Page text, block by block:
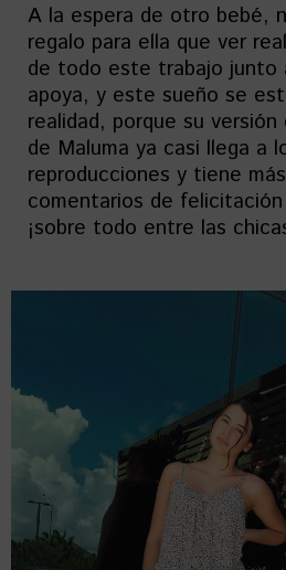
A la espera de otro bebé,
regalo para ella que ver
de todo este trabajo junto
apoya, y este sueño se
realidad, porque su
de Maluma ya casi llega a
reproducciones y tiene
comentarios de
¡sobre todo entre las